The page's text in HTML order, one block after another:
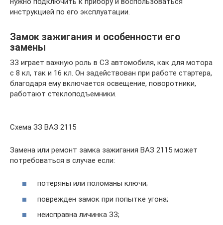
инструкцией по его эксплуатации.
Замок зажигания и особенности его
замены
ЗЗ играет важную роль в СЗ автомобиля, как для мотора
с 8 кл, так и 16 кл. Он задействован при работе стартера,
благодаря ему включается освещение, поворотники,
работают стеклоподъемники.
Схема ЗЗ ВАЗ 2115
Замена или ремонт замка зажигания ВАЗ 2115 может
потребоваться в случае если:
потеряны или поломаны ключи;
поврежден замок при попытке угона;
неисправна личинка ЗЗ;